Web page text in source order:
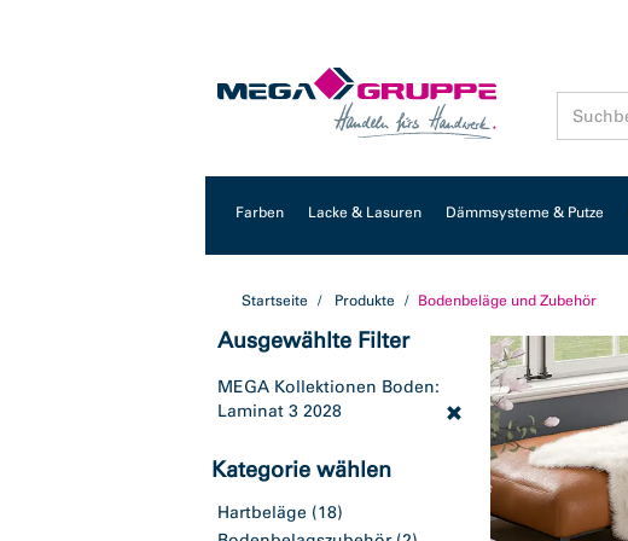
Farben Lacke & Lasuren Dämmsysteme & Putze
Startseite Produkte Bodenbeläge und Zubehör
Ausgewählte Filter
MEGA Kollektionen Boden:
Laminat 3 2028
Kategorie wählen
Hartbeläge (18)